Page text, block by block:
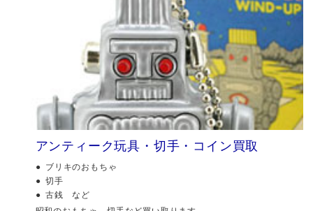
アンティーク玩具・切手・コイン買取
ブリキのおもちゃ
切手
古銭 など